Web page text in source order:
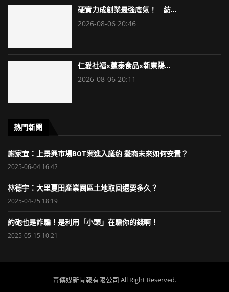
硬實力成創業最強底氣！ 紡...
2026-08-06 20:46
仁愛社福x躉泰食品x新東陽...
2026-08-06 20:11
熱門新聞
謝家宜：上景興市場BOT案進入議約 攤商未來如何安置？
2025-06-04 16:42
林德宇：大里夏田產業園區土地取回還要多久？
2025-04-25 18:19
約砲也是詐騙！是利用「小頭」在騙你的錢啊！
2025-05-15 10:21
青傳媒新聞報有限公司 All Right Reserved.